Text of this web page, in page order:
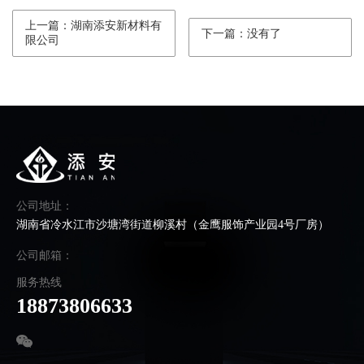
上一篇：湖南添安新材料有
限公司
下一篇：没有了
公司地址：
湖南省冷水江市沙塘湾街道柳溪村（金鹰服饰产业园4号厂房）
公司邮箱：
服务热线
18873806633